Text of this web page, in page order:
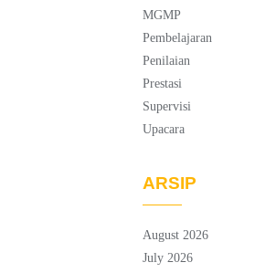
MGMP
Pembelajaran
Penilaian
Prestasi
Supervisi
Upacara
ARSIP
August 2026
July 2026